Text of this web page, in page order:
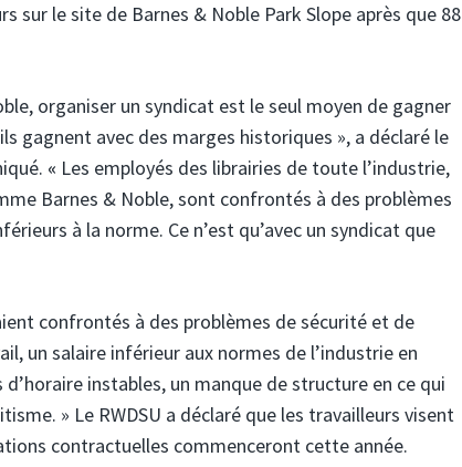
sur le site de Barnes & Noble Park Slope après que 88
organiser un syndicat est le seul moyen de gagner
gagnent avec des marges historiques », a déclaré le
« Les employés des librairies de toute l’industrie,
Barnes & Noble, sont confrontés à des problèmes
à la norme. Ce n’est qu’avec un syndicat que
confrontés à des problèmes de sécurité et de
un salaire inférieur aux normes de l’industrie en
instables, un manque de structure en ce qui
» Le RWDSU a déclaré que les travailleurs visent
contractuelles commenceront cette année.